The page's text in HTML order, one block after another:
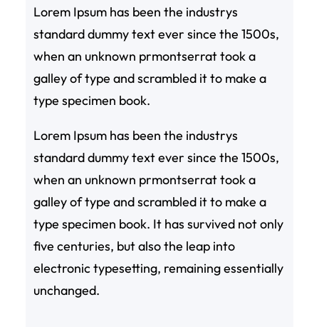
Lorem Ipsum has been the industrys
standard dummy text ever since the 1500s,
when an unknown prmontserrat took a
galley of type and scrambled it to make a
type specimen book.
Lorem Ipsum has been the industrys
standard dummy text ever since the 1500s,
when an unknown prmontserrat took a
galley of type and scrambled it to make a
type specimen book. It has survived not only
five centuries, but also the leap into
electronic typesetting, remaining essentially
unchanged.